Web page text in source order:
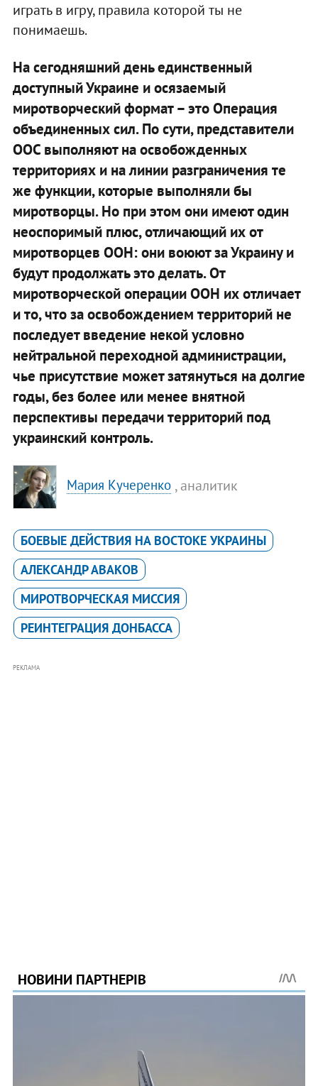
играть в игру, правила которой ты не
понимаешь.
На сегодняшний день единственный
доступный Украине и осязаемый
миротворческий формат – это Операция
объединенных сил. По сути, представители
ООС выполняют на освобожденных
территориях и на линии разграничения те
же функции, которые выполняли бы
миротворцы. Но при этом они имеют один
неоспоримый плюс, отличающий их от
миротворцев ООН: они воюют за Украину и
будут продолжать это делать. От
миротворческой операции ООН их отличает
и то, что за освобождением территорий не
последует введение некой условно
нейтральной переходной администрации,
чье присутствие может затянуться на долгие
годы, без более или менее внятной
перспективы передачи территорий под
украинский контроль.
Мария Кучеренко , аналитик
БОЕВЫЕ ДЕЙСТВИЯ НА ВОСТОКЕ УКРАИНЫ
АЛЕКСАНДР АВАКОВ
МИРОТВОРЧЕСКАЯ МИССИЯ
РЕИНТЕГРАЦИЯ ДОНБАССА
РЕКЛАМА